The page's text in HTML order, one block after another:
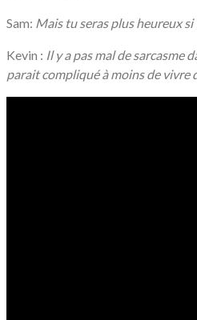
Sam: Mais tu seras plus heureux
Kevin : Il y a pas mal de sarcasme
parait compliqué à moins de vivre